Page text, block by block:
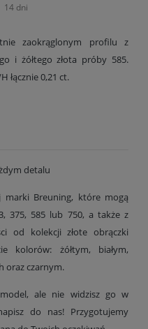
14 dni
zaokrąglonym profilu z
i żółtego złota próby 585.
łącznie 0,21 ct.
detalu
marki Breuning, które mogą
375, 585 lub 750, a także z
od kolekcji złote obrączki
kolorów: żółtym, białym,
oraz czarnym.
ale nie widzisz go w
do nas! Przygotujemy